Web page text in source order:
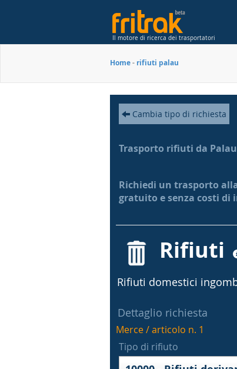
Il motore di ricerca dei trasportatori
Home- rifiuti palau
Cambia tipo di richiesta
Trasporto rifiuti da Palau
Richiedi un trasporto
gratuito e senza costi di
Rifiuti
Rifiuti domestici
Dettaglio richiesta
Merce / articolo n. 1
Tipo di rifiuto